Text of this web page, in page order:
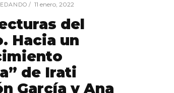
11 enero, 2022
del
Hacia un
de Irati
García y Ana